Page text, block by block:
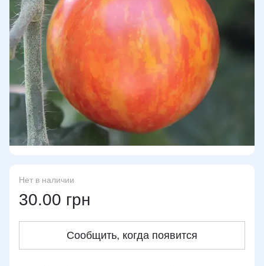
Нет в наличии
30.00 грн
Сообщить, когда появится